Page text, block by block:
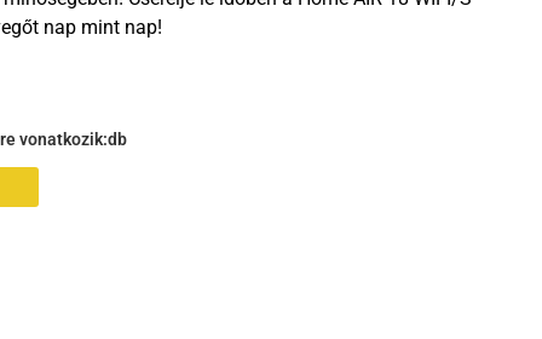
nap mint nap!
vonatkozik:db